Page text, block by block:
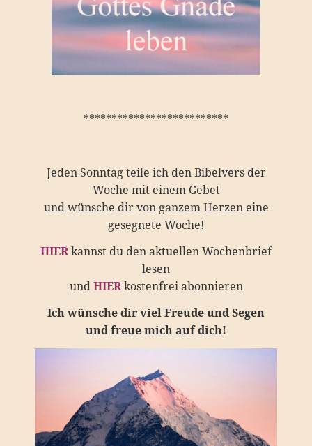
**************************
Jeden Sonntag teile ich den Bibelvers der
Woche mit einem Gebet
und wünsche dir von ganzem Herzen eine
gesegnete Woche!
HIERkannst du den aktuellen Wochenbrief
lesen
undHIERkostenfrei abonnieren
Ich wünsche dir viel Freude und Segen
und freue mich auf dich!